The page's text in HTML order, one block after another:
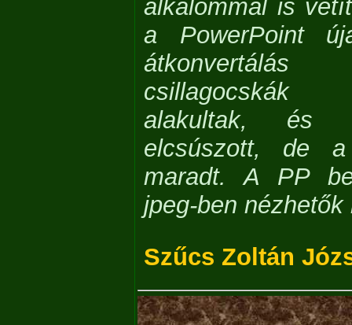
alkalommal is
a PowerPoint
csillagocskák
alakultak, és
elcsúszott, de a
maradt. A PP
jpeg-ben
Szűcs Zoltán